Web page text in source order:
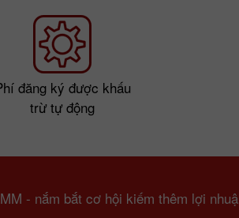
đăng ký được khấu
trừ tự động
- nắm bắt cơ hội kiếm thêm lợi